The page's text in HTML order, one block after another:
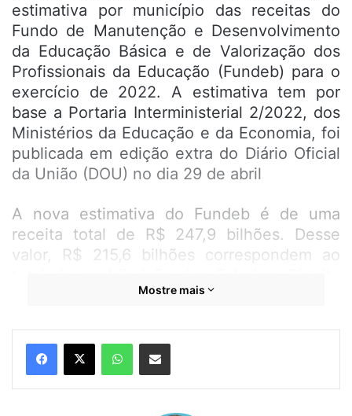
estimativa por município das receitas do
Fundo de Manutenção e Desenvolvimento
da Educação Básica e de Valorização dos
Profissionais da Educação (Fundeb) para o
exercício de 2022. A estimativa tem por
base a Portaria Interministerial 2/2022, dos
Ministérios da Educação e da Economia, foi
publicada em edição extra do Diário Oficial
da União (DOU) no dia 29 de abril
A nova estimativa do Fundeb é de uma
receita total de R$ 247,9 bilhões. Desse
valor, R$ 215,6 bilhões correspondem ao
Federal e Municípios para o Fundo; R$ 21,5
Valor Aluno Ano do Fundeb (VAAF) e R$
10,8 bilhões são da complementação-Valor
Aluno Ano Total (VAAT) da União ao Fundo.
Mostre mais